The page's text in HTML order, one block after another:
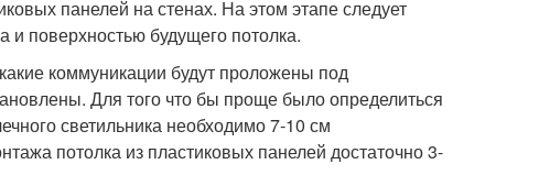
панелей на стенах. На этом этапе следует
и поверхностью будущего потолка.
коммуникации будут проложены под
Для того что бы проще было определиться
светильника необходимо 7-10 см
потолка из пластиковых панелей достаточно 3-